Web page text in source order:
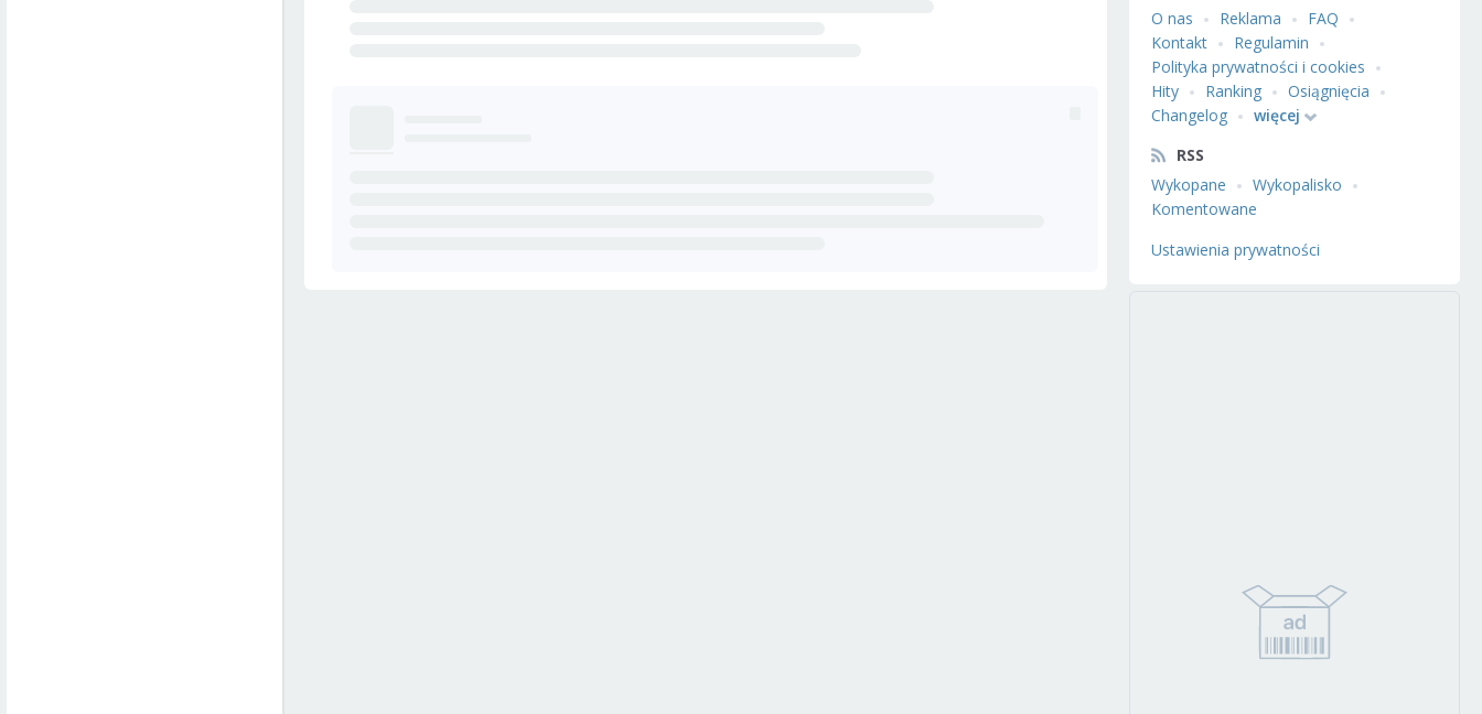
O nas
Reklama
FAQ
Kontakt
Regulamin
Polityka prywatności i cookies
Hity
Ranking
Osiągnięcia
Changelog
więcej
RSS
Wykopane
Wykopalisko
Komentowane
Ustawienia prywatności